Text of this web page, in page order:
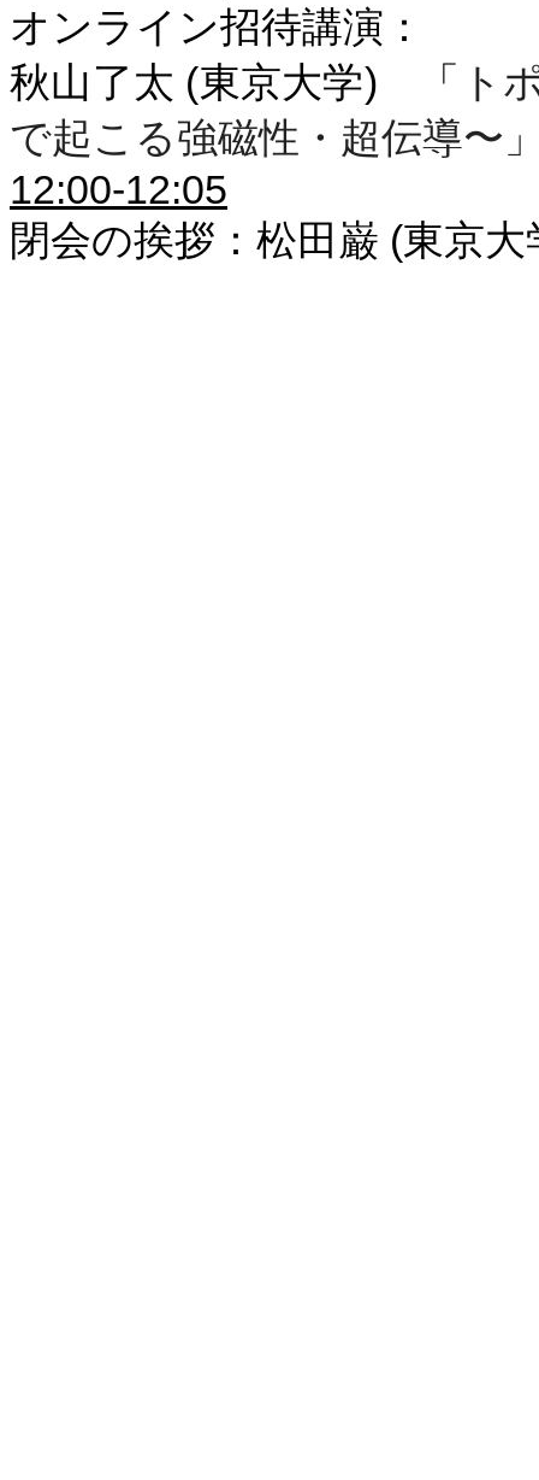
オンライン招待講演：
秋山了太 (東京大学) 「
ト
で起こる強磁性・超伝導〜
12:00-12:05
閉会の挨拶：松田巌 (東京大